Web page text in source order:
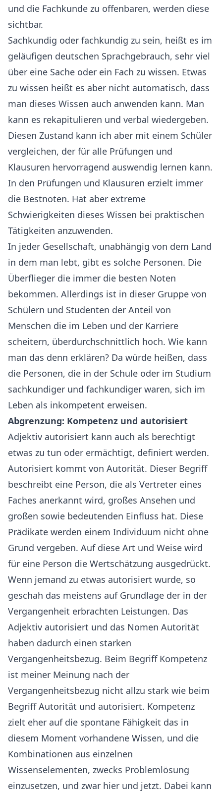
und die Fachkunde zu offenbaren, werden diese
sichtbar.
Sachkundig oder fachkundig zu sein, heißt es im
geläufigen deutschen Sprachgebrauch, sehr viel
über eine Sache oder ein Fach zu wissen. Etwas
zu wissen heißt es aber nicht automatisch, dass
man dieses Wissen auch anwenden kann. Man
kann es rekapitulieren und verbal wiedergeben.
Diesen Zustand kann ich aber mit einem Schüler
vergleichen, der für alle Prüfungen und
Klausuren hervorragend auswendig lernen kann.
In den Prüfungen und Klausuren erzielt immer
die Bestnoten. Hat aber extreme
Schwierigkeiten dieses Wissen bei praktischen
Tätigkeiten anzuwenden.
In jeder Gesellschaft, unabhängig von dem Land
in dem man lebt, gibt es solche Personen. Die
Überflieger die immer die besten Noten
bekommen. Allerdings ist in dieser Gruppe von
Schülern und Studenten der Anteil von
Menschen die im Leben und der Karriere
scheitern, überdurchschnittlich hoch. Wie kann
man das denn erklären? Da würde heißen, dass
die Personen, die in der Schule oder im Studium
sachkundiger und fachkundiger waren, sich im
Leben als inkompetent erweisen.
Abgrenzung: Kompetenz und autorisiert
Adjektiv autorisiert kann auch als berechtigt
etwas zu tun oder ermächtigt, definiert werden.
Autorisiert kommt von Autorität. Dieser Begriff
beschreibt eine Person, die als Vertreter eines
Faches anerkannt wird, großes Ansehen und
großen sowie bedeutenden Einfluss hat. Diese
Prädikate werden einem Individuum nicht ohne
Grund vergeben. Auf diese Art und Weise wird
für eine Person die Wertschätzung ausgedrückt.
Wenn jemand zu etwas autorisiert wurde, so
geschah das meistens auf Grundlage der in der
Vergangenheit erbrachten Leistungen. Das
Adjektiv autorisiert und das Nomen Autorität
haben dadurch einen starken
Vergangenheitsbezug. Beim Begriff Kompetenz
ist meiner Meinung nach der
Vergangenheitsbezug nicht allzu stark wie beim
Begriff Autorität und autorisiert. Kompetenz
zielt eher auf die spontane Fähigkeit das in
diesem Moment vorhandene Wissen, und die
Kombinationen aus einzelnen
Wissenselementen, zwecks Problemlösung
einzusetzen, und zwar hier und jetzt. Dabei kann